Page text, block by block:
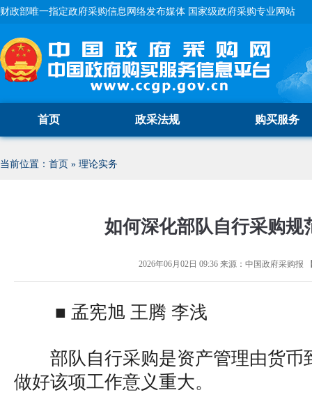
财政部唯一指定政府采购信息网络发布媒体 国家级政府采购专业网站
首页 政采法规 购买服务
当前位置： 首页 » 理论实务
如何深化部队自行采购规
2026年06月02日 09:36来源： 中国政府采购报
■ 孟宪旭 王腾 李浅
部队自行采购是资产管理由货币
做好该项工作意义重大。